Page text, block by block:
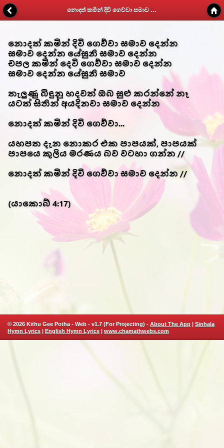
නොදත් කමින් දිවි ගෙව්වා සමාව දෙන්න - Kithunu Gee Potha - Web v1.7
නොදත් කමින් දිවි ගෙව්වා සමාව දෙන්න
සමාව දෙන්න යේසුනි සමාව දෙන්න
චපල කමින් දෙවි ගෙව්වා සමාව දෙන්න
සමාව දෙන්න යේසුනි සමාව
තැලුණු බිඳුනු හදවත් ඔබ සුළු කරන්නේ නෑ
යටත් සිතින් අයදිනවා සමාව දෙන්න
නොදත් කමින් දිවි ගෙව්වා...
යහපත දැන නොකර එක පාපයක්, පාපයක්
පාපයෙ කුලිය මරණය බව වටහා ගන්න //
නොදත් කමින් දිවි ගෙව්වා සමාව දෙන්න //
(යාකොබ් 4:17)
© 2026 Kithu Gee Potha - Web - v1.7 (For Projecting) - About The App | Sinhala
Hymn Lyrics | English Hymn Lyrics | www.chamathwebs.com